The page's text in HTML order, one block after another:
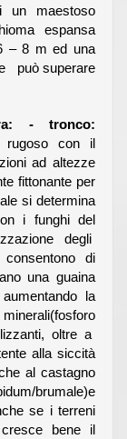
un maestoso
espansa
– 8 m ed una
può superare
- tronco:
rugoso con il
ad altezze
fittonante per
si determina
i funghi del
degli
di
una guaina
la
oltre a
alla siccità
al castagno
brumale)e
se i terreni
bene il